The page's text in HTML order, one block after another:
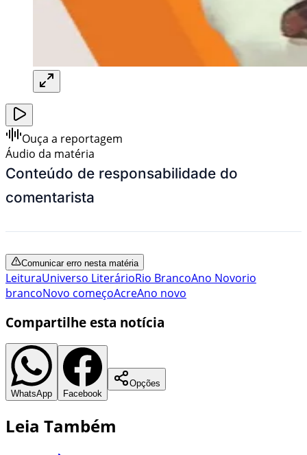
Ouça a reportagem
Áudio da matéria
Conteúdo de responsabilidade do
comentarista
Comunicar erro nesta matéria
LeituraUniverso LiterárioRio BrancoAno Novorio
brancoNovo começoAcreAno novo
Compartilhe esta notícia
WhatsApp Facebook
Opções
Leia Também